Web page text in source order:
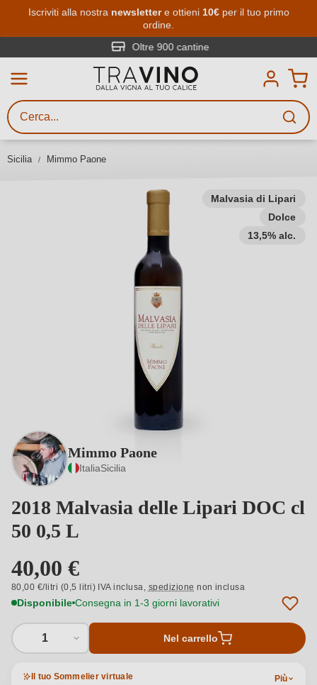
Passa al contenuto principale
Iscriviti alla nostra newslettere ottieni 10€per il tuo primo
ordine.
Oltre 900 cantine
Sicilia Mimmo Paone
Malvasia di Lipari
Dolce
13,5% alc.
Mimmo Paone
ItaliaSicilia
2018 Malvasia delle Lipari DOC cl
50 0,5 L
40,00 €
80,00 €/litri (0,5 litri) IVA inclusa, spedizione non inclusa
Disponibile Consegna in 1-3 giorni lavorativi
1 Nel carrello
Il tuo Sommelier virtuale Più
Ricerca vini
Inserisci almeno 3 caratteri
gusto, occasione, nome del vino,
vitigno, regione, cantina o altri